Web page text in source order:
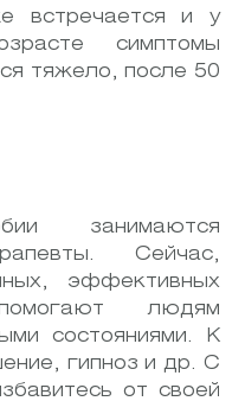
встречается и у
симптомы
тяжело, после 50
занимаются
Сейчас,
эффективных
людям
состояниями. К
гипноз и др. С
от своей